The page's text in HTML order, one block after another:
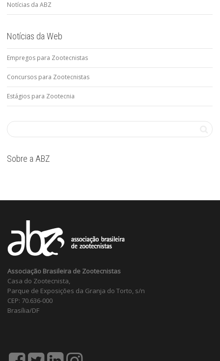
Notícias da ABZ
Notícias da Web
Empregos para Zootecnistas
Concursos para Zootecnistas
Estágios para Zootecnia
Sobre a ABZ
Associação Brasileira de Zootecnistas
Casa do Zootecnista,
Parque de Exposições da Granja do Torto, s/n
CEP: 70.636-000
Brasília/DF